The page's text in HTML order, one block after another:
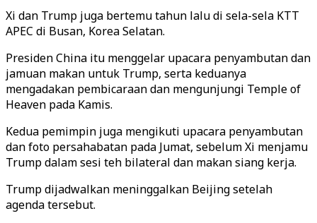
Xi dan Trump juga bertemu tahun lalu di sela-sela KTT
APEC di Busan, Korea Selatan.
Presiden China itu menggelar upacara penyambutan dan
jamuan makan untuk Trump, serta keduanya
mengadakan pembicaraan dan mengunjungi Temple of
Heaven pada Kamis.
Kedua pemimpin juga mengikuti upacara penyambutan
dan foto persahabatan pada Jumat, sebelum Xi menjamu
Trump dalam sesi teh bilateral dan makan siang kerja.
Trump dijadwalkan meninggalkan Beijing setelah
agenda tersebut.